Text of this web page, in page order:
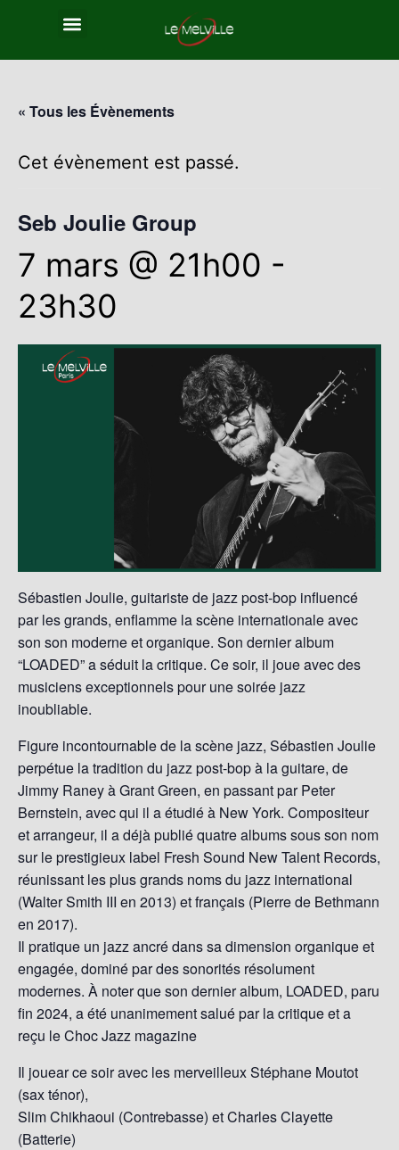
« Tous les Évènements
Cet évènement est passé.
Seb Joulie Group
7 mars @ 21h00 -
23h30
Sébastien Joulie, guitariste de jazz post-bop influencé
par les grands, enflamme la scène internationale avec
son son moderne et organique. Son dernier album
“LOADED” a séduit la critique. Ce soir, il joue avec des
musiciens exceptionnels pour une soirée jazz
inoubliable.
Figure incontournable de la scène jazz, Sébastien Joulie
perpétue la tradition du jazz post-bop à la guitare, de
Jimmy Raney à Grant Green, en passant par Peter
Bernstein, avec qui il a étudié à New York. Compositeur
et arrangeur, il a déjà publié quatre albums sous son nom
sur le prestigieux label Fresh Sound New Talent Records,
réunissant les plus grands noms du jazz international
(Walter Smith III en 2013) et français (Pierre de Bethmann
en 2017).
Il pratique un jazz ancré dans sa dimension organique et
engagée, dominé par des sonorités résolument
modernes. À noter que son dernier album, LOADED, paru
fin 2024, a été unanimement salué par la critique et a
reçu le Choc Jazz magazine
Il jouear ce soir avec les merveilleux Stéphane Moutot
(sax ténor),
Slim Chikhaoui (Contrebasse) et Charles Clayette
(Batterie)